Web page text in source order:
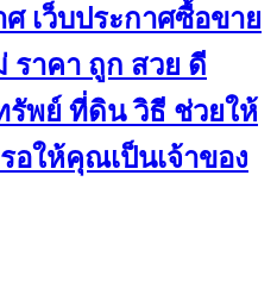
เว็บประกาศซื้อขาย
ราคา ถูก สวย ดี
รัพย์ ที่ดิน วิธี ช่วยให้
อให้คุณเป็นเจ้าของ